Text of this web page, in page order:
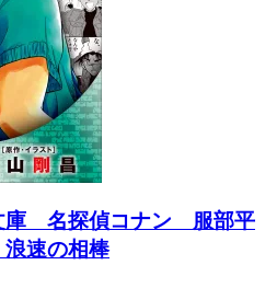
庫 名探偵コナン 服部平
速の相棒